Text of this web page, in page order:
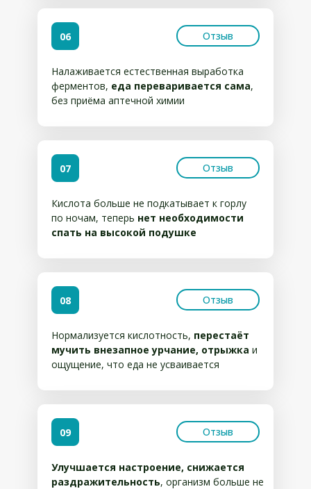
Налаживается естественная выработка
ферментов, еда переваривается сама,
без приёма аптечной химии
06
Кислота больше не подкатывает к горлу
по ночам, теперь нет необходимости
спать на высокой подушке
07
Нормализуется кислотность, перестаёт
мучить внезапное урчание, отрыжка и
ощущение, что еда не усваивается
08
Улучшается настроение, снижается
раздражительность, организм больше не
09
Отзыв
Отзыв
Отзыв
Отзыв